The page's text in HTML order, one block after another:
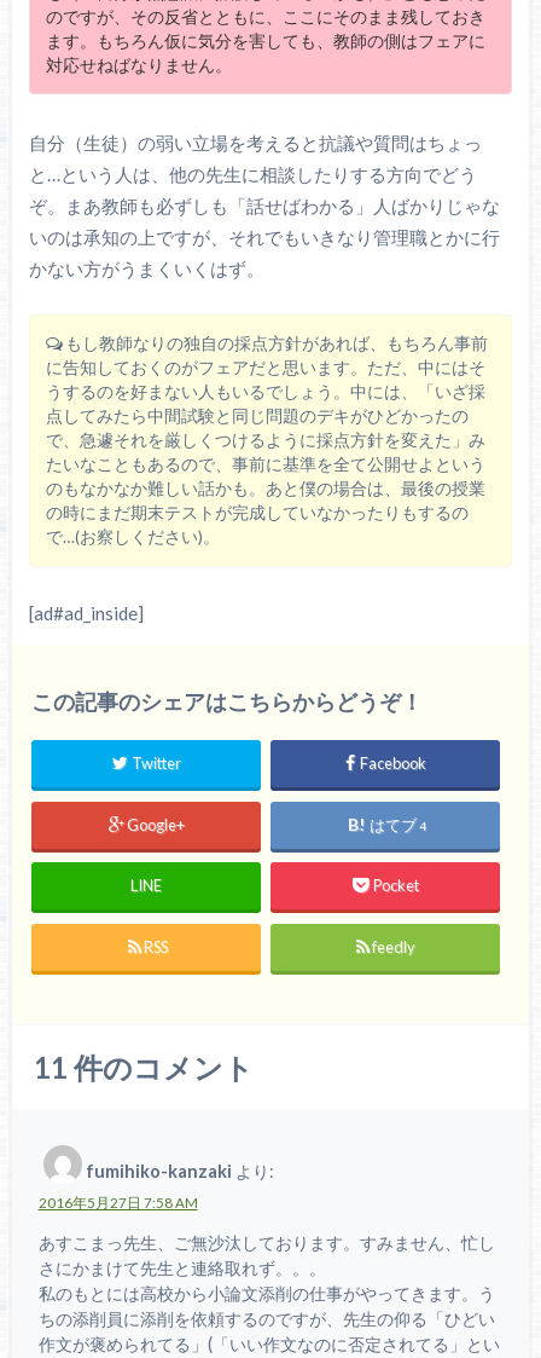
のですが、その反省とともに、ここにそのまま残しておき
ます。もちろん仮に気分を害しても、教師の側はフェアに
対応せねばなりません。
自分（生徒）の弱い立場を考えると抗議や質問はちょっ
と…という人は、他の先生に相談したりする方向でどう
ぞ。まあ教師も必ずしも「話せばわかる」人ばかりじゃな
いのは承知の上ですが、それでもいきなり管理職とかに行
かない方がうまくいくはず。
もし教師なりの独自の採点方針があれば、もちろん事前
に告知しておくのがフェアだと思います。ただ、中にはそ
うするのを好まない人もいるでしょう。中には、「いざ採
点してみたら中間試験と同じ問題のデキがひどかったの
で、急遽それを厳しくつけるように採点方針を変えた」み
たいなこともあるので、事前に基準を全て公開せよという
のもなかなか難しい話かも。あと僕の場合は、最後の授業
の時にまだ期末テストが完成していなかったりもするの
で…(お察しください)。
[ad#ad_inside]
この記事のシェアはこちらからどうぞ！
Twitter Facebook
Google+ はてブ4
LINE Pocket
RSS feedly
11 件のコメント
fumihiko-kanzaki より:
2016年5月27日 7:58 AM
あすこまっ先生、ご無沙汰しております。すみません、忙し
さにかまけて先生と連絡取れず。。。
私のもとには高校から小論文添削の仕事がやってきます。う
ちの添削員に添削を依頼するのですが、先生の仰る「ひどい
作文が褒められてる」(「いい作文なのに否定されてる」とい